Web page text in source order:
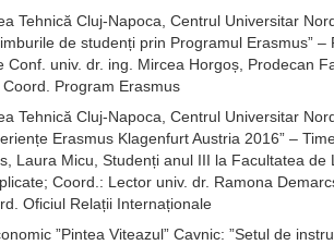
Tehnică Cluj-Napoca, Centrul Universitar
de studenți prin Programul Erasmus” –
Conf. univ. dr. ing. Mircea Horgoș, Prodecan
Program Erasmus
Tehnică Cluj-Napoca, Centrul Universitar
Erasmus Klagenfurt Austria 2016” –
Laura Micu, Studenți anul III la Facultatea de
Coord.: Lector univ. dr. Ramona
Oficiul Relații Internaționale
”Pintea Viteazul” Cavnic: ”Setul de